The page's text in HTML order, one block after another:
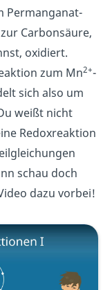
Permanganat-
Carbonsäure,
oxidiert.
zum Mn2+-
sich also um
weißt nicht
Redoxreaktion
schau doch
dazu vorbei!